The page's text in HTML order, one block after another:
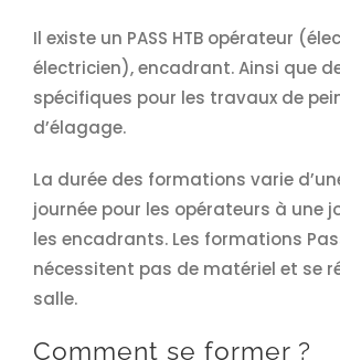
Il existe un PASS HTB opérateur
électricien), encadrant. Ainsi que
spécifiques pour les travaux de
d’élagage.
La durée des formations varie
journée pour les opérateurs à une
les encadrants. Les formations
nécessitent pas de matériel et se
salle.
Comment se former ?